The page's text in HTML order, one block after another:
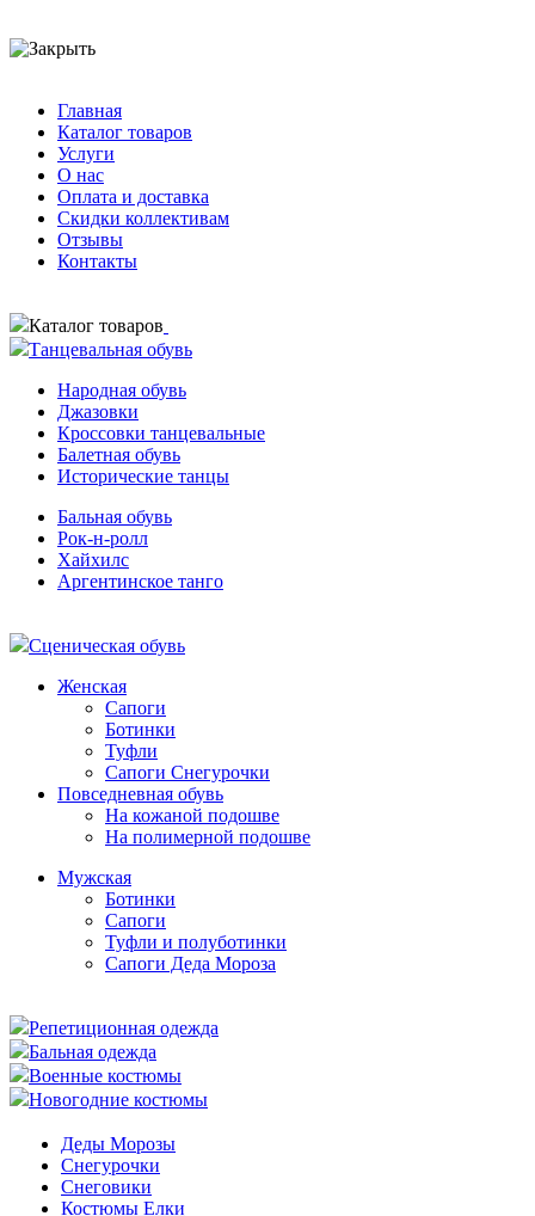
Главная
Каталог товаров
Услуги
О нас
Оплата и доставка
Скидки коллективам
Отзывы
Контакты
Каталог товаров
Танцевальная обувь
Народная обувь
Джазовки
Кроссовки танцевальные
Балетная обувь
Исторические танцы
Бальная обувь
Рок-н-ролл
Хайхилс
Аргентинское танго
Сценическая обувь
Женская
Сапоги
Ботинки
Туфли
Сапоги Снегурочки
Повседневная обувь
На кожаной подошве
На полимерной подошве
Мужская
Ботинки
Сапоги
Туфли и полуботинки
Сапоги Деда Мороза
Репетиционная одежда
Бальная одежда
Военные костюмы
Новогодние костюмы
Деды Морозы
Снегурочки
Снеговики
Костюмы Елки